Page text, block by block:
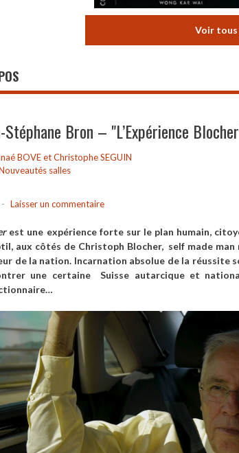
Voir tous
Stéphane Bron – "L’Expérience
BOVE et Christophe SEGUIN
salles
- Laisser un commentaire
est une expérience forte sur le plan humain,
aux côtés de Christoph Blocher, self made
de la nation. Incarnation absolue de la réussite
une certaine Suisse autarcique et